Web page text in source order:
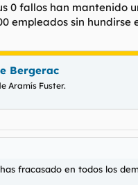
0 fallos han mantenido
empleados sin hundirse
Bergerac
Aramís Fuster.
fracasado en todos los